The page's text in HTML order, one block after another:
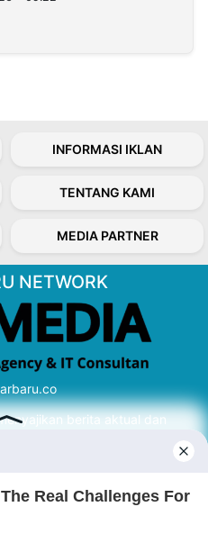
INFORMASI IKLAN
TENTANG KAMI
MEDIA PARTNER
NETWORK
berita aktual dan
dari sumber yang tepat.